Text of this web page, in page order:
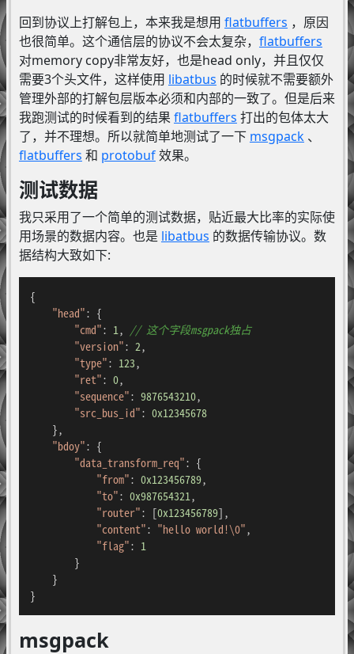
回到协议上打解包上，本来我是想用 flatbuffers ，原因
也很简单。这个通信层的协议不会太复杂， flatbuffers
对memory copy非常友好，也是head only，并且仅仅
需要3个头文件，这样使用 libatbus 的时候就不需要额外
管理外部的打解包层版本必须和内部的一致了。但是后来
我跑测试的时候看到的结果 flatbuffers 打出的包体太大
了，并不理想。所以就简单地测试了一下 msgpack、
flatbuffers 和 protobuf效果。
测试数据
我只采用了一个简单的测试数据，贴近最大比率的实际使
用场景的数据内容。也是 libatbus 的数据传输协议。数
据结构大致如下:
{
"head": {
"cmd": 1 , // 这个字段msgpack独占
"version": 2,
"type": 123,
"ret": 0,
"sequence": 9876543210,
"src_bus_id": 0x12345678
    },
"bdoy": {
"data_transform_req": {
"from": 0x123456789,
"to": 0x987654321 ,
"router": [0x123456789],
"content": "hello world!\0",
"flag": 1
        }
    }
}
msgpack